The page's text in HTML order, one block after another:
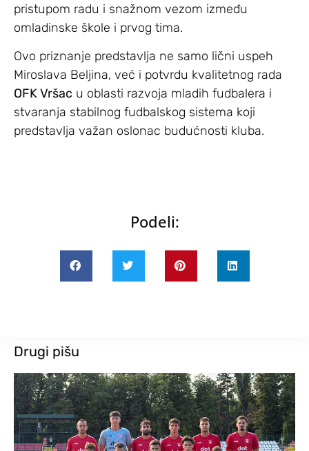
pristupom radu i snažnom vezom između
omladinske škole i prvog tima.
Ovo priznanje predstavlja ne samo lični uspeh
Miroslava Beljina, već i potvrdu kvalitetnog rada
OFK Vršac u oblasti razvoja mladih fudbalera i
stvaranja stabilnog fudbalskog sistema koji
predstavlja važan oslonac budućnosti kluba.
Podeli:
Drugi pišu